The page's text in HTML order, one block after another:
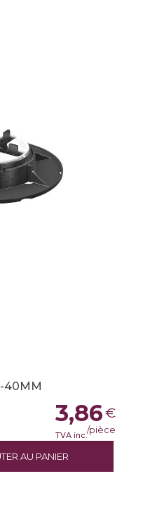
40MM
AU PANIER
3,86€
TVA inc./pièce